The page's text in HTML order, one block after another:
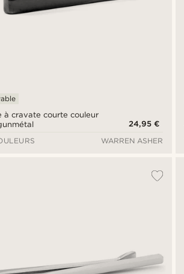
à cravate courte couleur
24,95 €
WARREN ASHER